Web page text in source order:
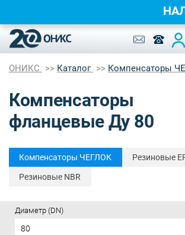
ОНИКС Каталог Компенсаторы
Компенсаторы
фланцевые Ду 80
Компенсаторы ЧЕГЛОК Резиновые
Резиновые NBR
Диаметр (DN)
80